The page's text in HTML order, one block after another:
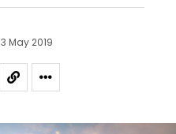
3 May 2019